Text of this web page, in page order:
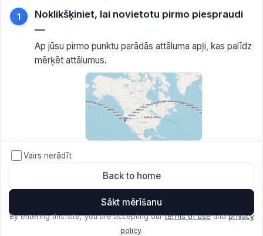
Noklikšķiniet, lai novietotu pirmo piespraudi
—
Ap jūsu pirmo punktu parādās attāluma apļi, kas palīdz
mērķēt attālumus.
Skatiet lielā loka attālumu un taisnās līnijas attālumu
Vairs nerādīt
Back to home
Sākt mērīšanu
By entering this site, you are accepting ourterms of useandprivacy
policy.